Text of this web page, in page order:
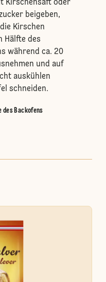
Kirschensaft oder
beigeben,
Kirschen
Hälfte des
während ca. 20
und auf
auskühlen
schneiden.
des Backofens